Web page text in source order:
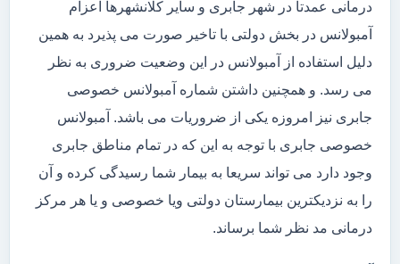
درمانی عمدتا در شهر جابری و سایر کلانشهرها اعزام
آمبولانس در بخش دولتی با تاخیر صورت می پذیرد به همین
دلیل استفاده از آمبولانس در این وضعیت ضروری به نظر
می رسد. و همچنین داشتن شماره آمبولانس خصوصی
جابری نیز امروزه یکی از ضروریات می باشد. آمبولانس
خصوصی جابری با توجه به این که در تمام مناطق جابری
وجود دارد می تواند سریعا به بیمار شما رسیدگی کرده و آن
را به نزدیکترین بیمارستان دولتی ویا خصوصی و یا هر مرکز
درمانی مد نظر شما برساند.